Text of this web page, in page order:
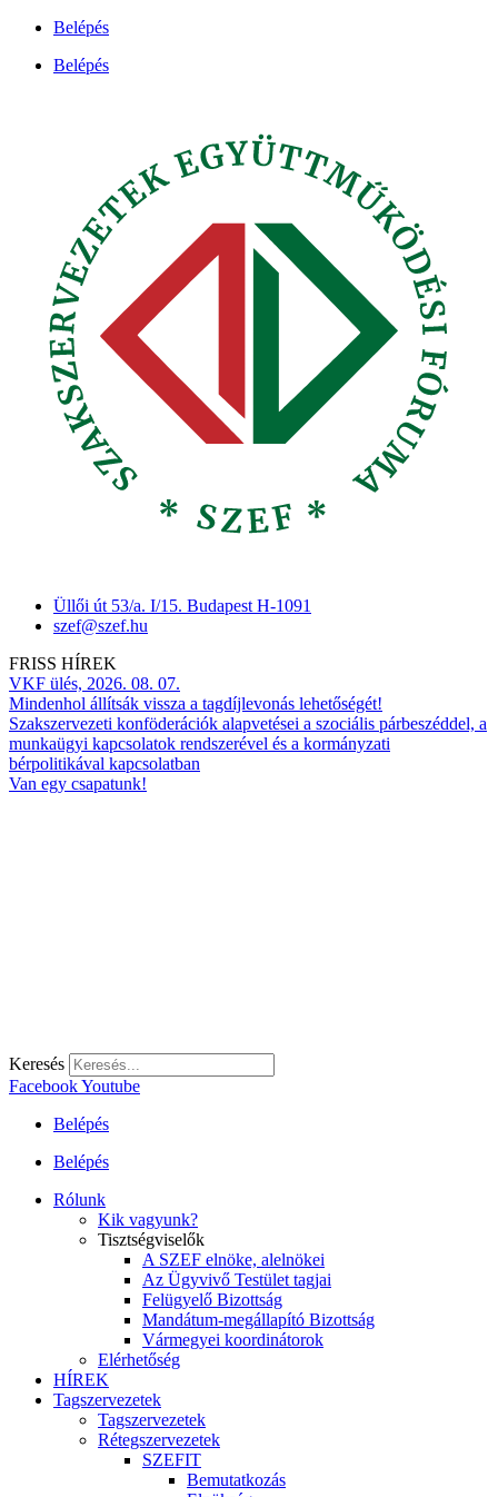
Ugrás
tartalomhoz
Belépés
Belépés
Üllői út 53/a. I/15. Budapest H-1091
szef@szef.hu
FRISS HÍREK
VKF ülés, 2026. 08. 07.
Mindenhol állítsák vissza a tagdíjlevonás lehetőségét!
Szakszervezeti konföderációk alapvetései a szociális párbeszéddel, a
munkaügyi kapcsolatok rendszerével és a kormányzati
bérpolitikával kapcsolatban
Van egy csapatunk!
Keresés
FacebookYoutube
Belépés
Belépés
Rólunk
Kik vagyunk?
Tisztségviselők
A SZEF elnöke, alelnökei
Az Ügyvivő Testület tagjai
Felügyelő Bizottság
Mandátum-megállapító Bizottság
Vármegyei koordinátorok
Elérhetőség
HÍREK
Tagszervezetek
Tagszervezetek
Rétegszervezetek
SZEFIT
Bemutatkozás